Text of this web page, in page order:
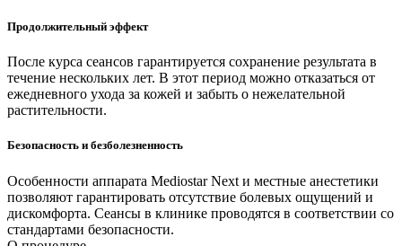
Продолжительный эффект
После курса сеансов гарантируется сохранение результата в
течение нескольких лет. В этот период можно отказаться от
ежедневного ухода за кожей и забыть о нежелательной
растительности.
Безопасность и безболезненность
Особенности аппарата Mediostar Next и местные анестетики
позволяют гарантировать отсутствие болевых ощущений и
дискомфорта. Сеансы в клинике проводятся в соответствии со
стандартами безопасности.